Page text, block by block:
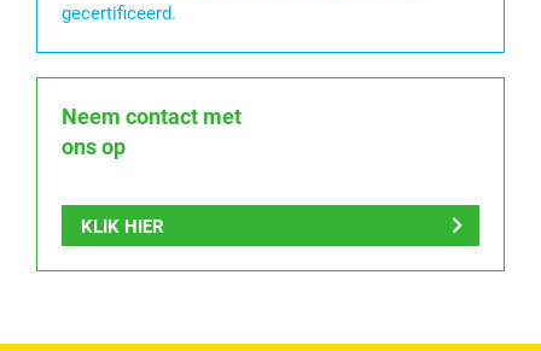
gecertificeerd.
Neem contact met
ons op
KLIK HIER